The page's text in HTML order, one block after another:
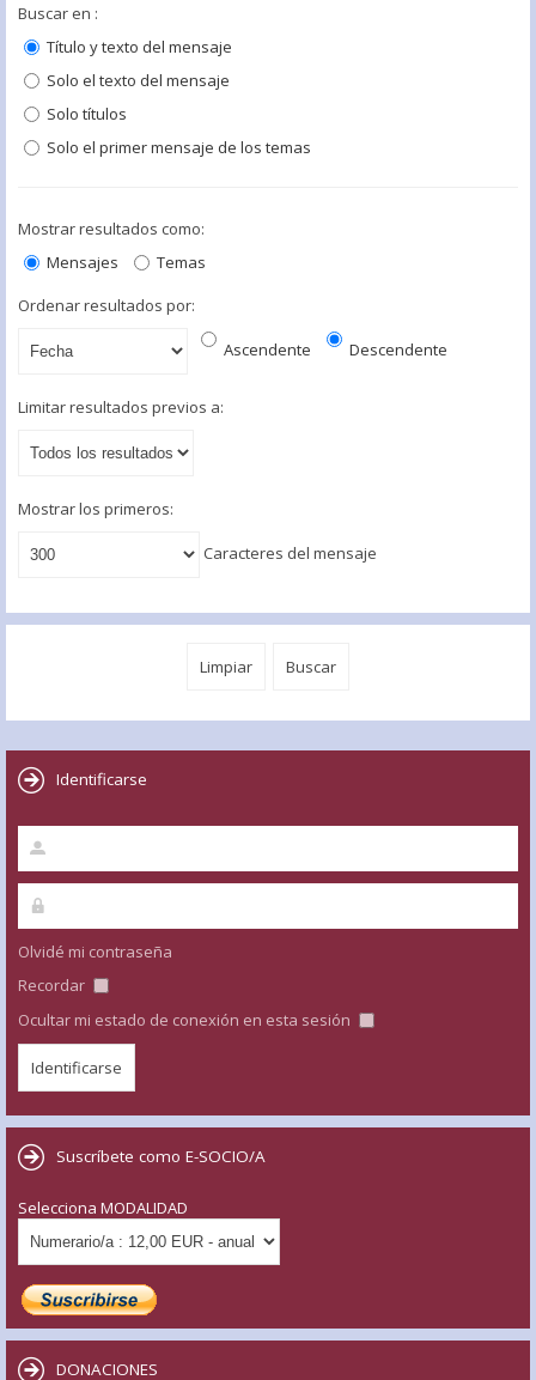
Buscar en :
Título y texto del mensaje
Solo el texto del mensaje
Solo títulos
Solo el primer mensaje de los temas
Mostrar resultados como:
Mensajes
Temas
Ordenar resultados por:
Ascendente Descendente
Limitar resultados previos a:
Mostrar los primeros:
Caracteres del mensaje
Identificarse
Olvidé mi contraseña
Recordar
Ocultar mi estado de conexión en esta sesión
Suscríbete como E-SOCIO/A
Selecciona MODALIDAD
DONACIONES